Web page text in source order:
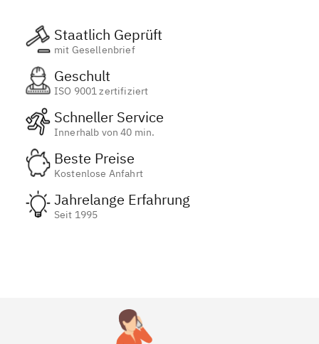
Staatlich Geprüft
mit Gesellenbrief
Geschult
ISO 9001 zertifiziert
Schneller Service
Innerhalb von 40 min.
Beste Preise
Kostenlose Anfahrt
Jahrelange Erfahrung
Seit 1995